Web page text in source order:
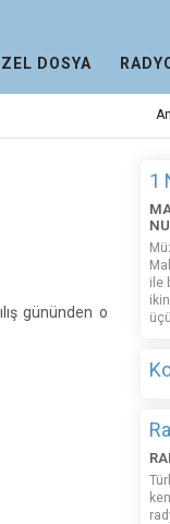
DOSYA
gününden o
1
ile